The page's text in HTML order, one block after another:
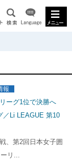
報
ーグ1位で決勝へ
／Li LEAGUE 第10
、第2回日本女子囲
リ...